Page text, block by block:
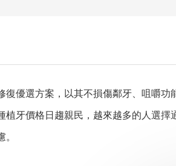
優選方案，以其不損傷鄰牙、咀嚼功
植牙價格日趨親民，越來越多的人選